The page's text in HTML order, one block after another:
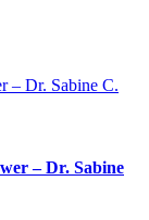
– Dr. Sabine C.
– Dr. Sabine